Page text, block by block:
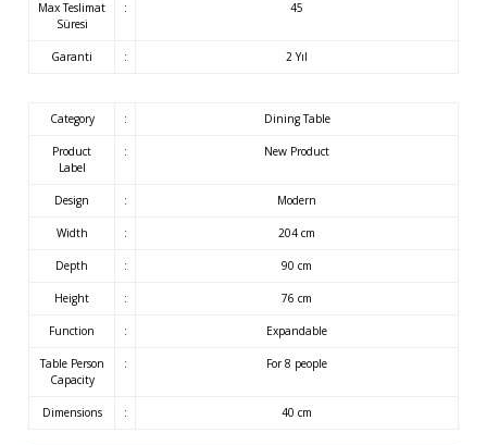
Max Teslimat
Süresi
: 45
Garanti : 2 Yıl
Category : Dining Table
Product
Label
: New Product
Design : Modern
Width : 204 cm
Depth : 90 cm
Height : 76 cm
Function : Expandable
Table Person
Capacity
: For 8 people
Dimensions : 40 cm